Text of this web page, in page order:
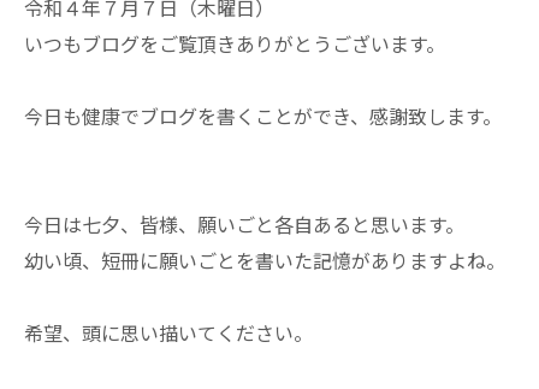
令和４年７月７日（木曜日）
いつもブログをご覧頂きありがとうございます。
今日も健康でブログを書くことができ、感謝致します。
今日は七夕、皆様、願いごと各自あると思います。
幼い頃、短冊に願いごとを書いた記憶がありますよね。
希望、頭に思い描いてください。